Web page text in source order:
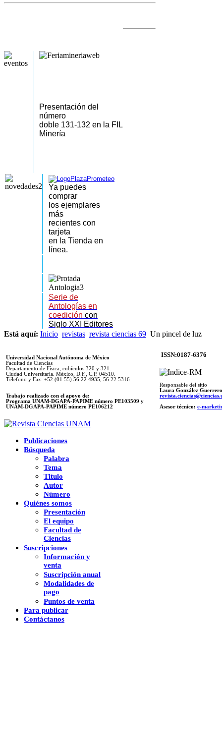
Presentación del
número
doble 131-132 en la FIL
Minería
Ya puedes
comprar
los ejemplares
más
recientes con
tarjeta
en la Tienda en
línea.
Serie de
Antologías en
coedición con
Siglo XXI Editores
Está aquí: Inicio revistas revista ciencias 69 Un pincel de luz
Universidad Nacional Autónoma de México
Facultad de Ciencias
Departamento de Física, cubículos 320 y 321.
Ciudad Universitaria. México, D.F., C.P. 04510.
Télefono y Fax: +52 (01 55) 56 22 4935, 56 22 5316
Trabajo realizado con el apoyo de:
Programa UNAM-DGAPA-PAPIME número PE103509 y
UNAM-DGAPA-PAPIME número PE106212
ISSN:0187-6376
Responsable del sitio
Laura González Guerrero
Asesor técnico: e-
Publicaciones
Búsqueda
Palabra
Tema
Titulo
Autor
Número
Quiénes somos
Presentación
El equipo
Facultad de
Ciencias
Suscripciones
Información y
venta
Suscripción anual
Modalidades de
pago
Puntos de venta
Para publicar
Contáctanos